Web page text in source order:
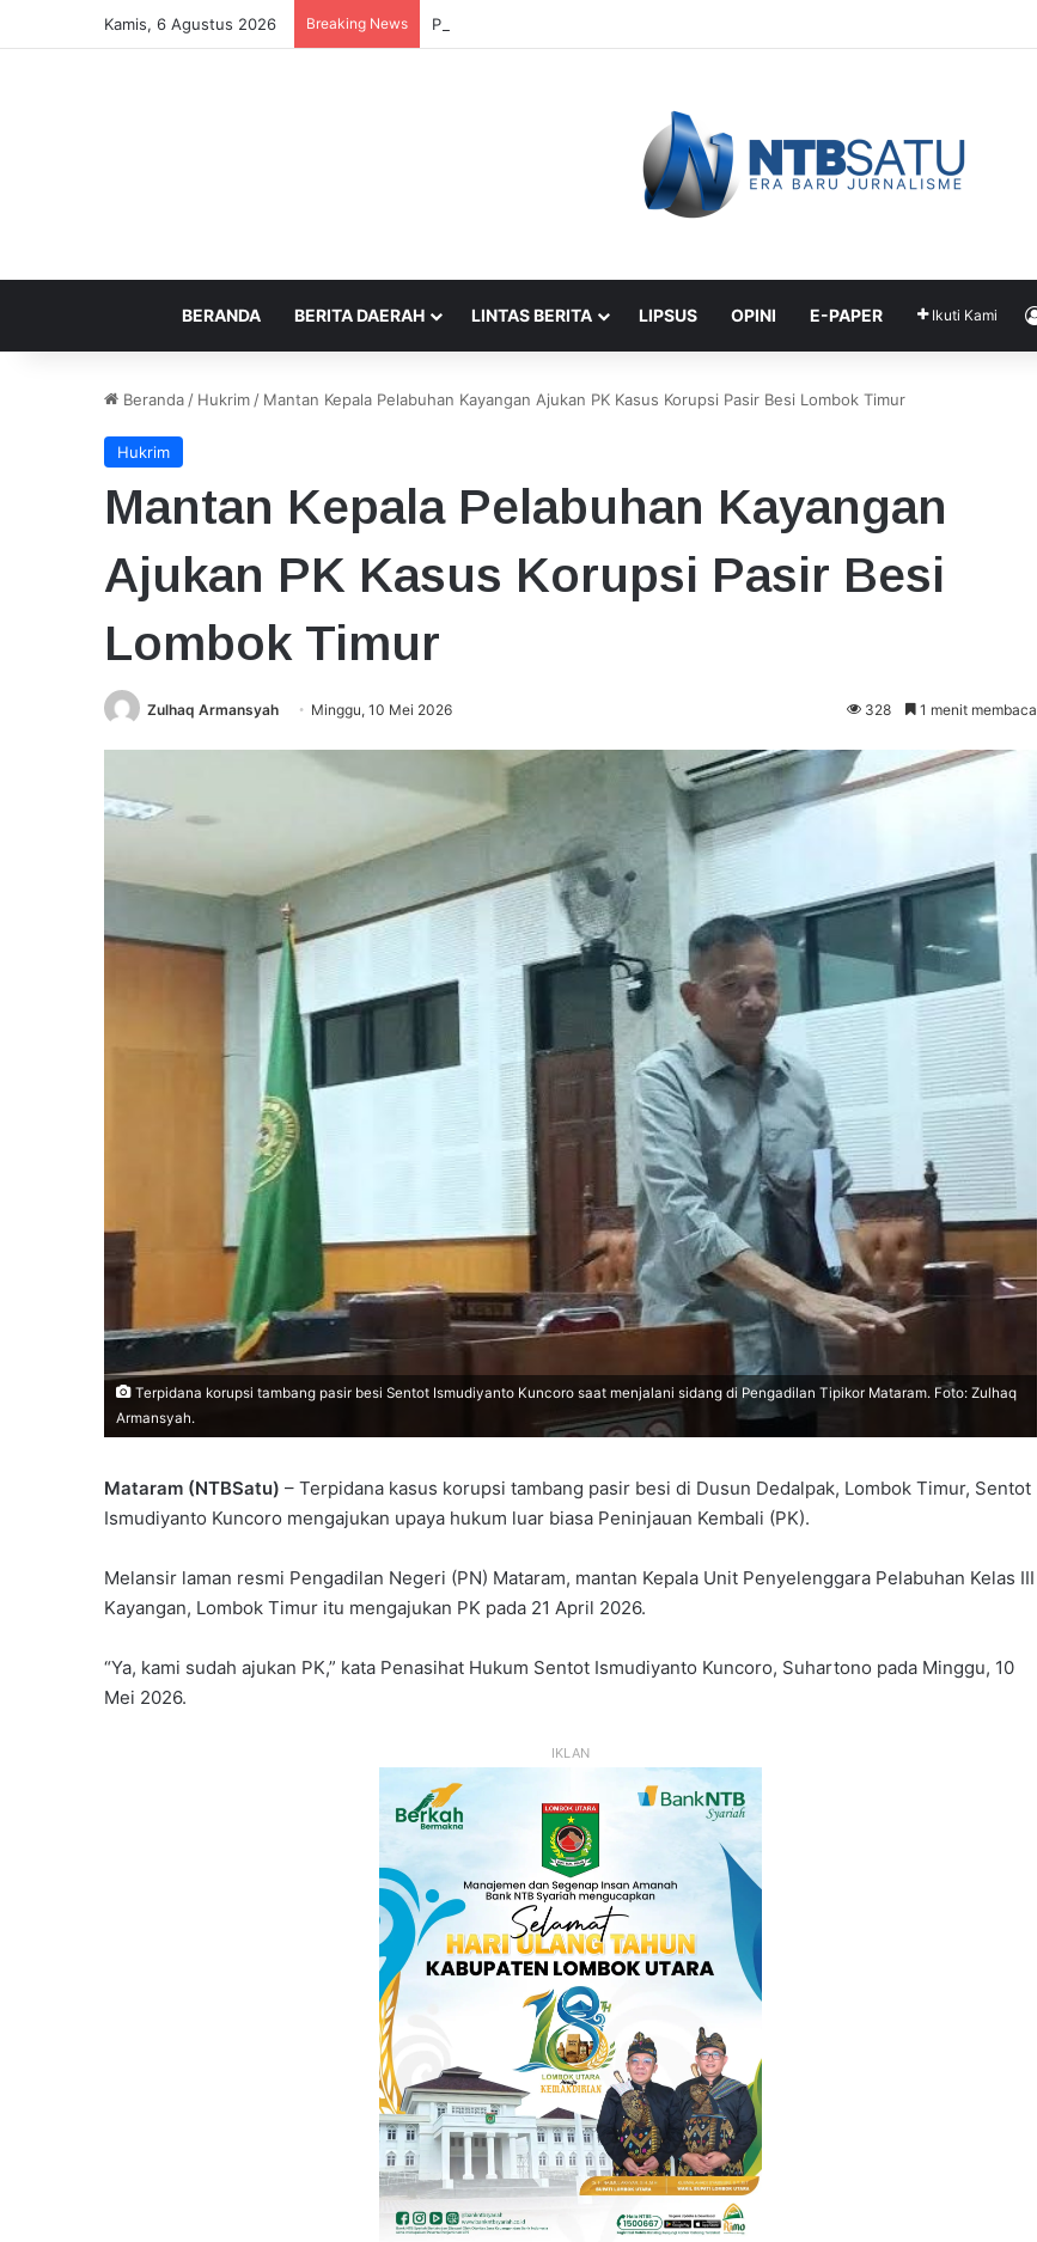
Kamis, 6 Agustus 2026 Breaking News Polres Bima Tangkap Terduga Bandar Sabu di Pasar Tente, Sita Uang Puluhan Juta
BERANDA BERITA DAERAH LINTAS BERITA LIPSUS OPINI E-PAPER Ikuti Kami
Beranda / Hukrim / Mantan Kepala Pelabuhan Kayangan Ajukan PK Kasus Korupsi Pasir Besi Lombok Timur
Hukrim
Mantan Kepala Pelabuhan Kayangan
Ajukan PK Kasus Korupsi Pasir Besi
Lombok Timur
Zulhaq Armansyah Minggu, 10 Mei 2026 328 1 menit membaca
Terpidana korupsi tambang pasir besi Sentot Ismudiyanto Kuncoro saat menjalani sidang di Pengadilan Tipikor Mataram. Foto: Zulhaq
Armansyah.
Mataram (NTBSatu) – Terpidana kasus korupsi tambang pasir besi di Dusun Dedalpak, Lombok Timur, Sentot
Ismudiyanto Kuncoro mengajukan upaya hukum luar biasa Peninjauan Kembali (PK).
Melansir laman resmi Pengadilan Negeri (PN) Mataram, mantan Kepala Unit Penyelenggara Pelabuhan Kelas III
Kayangan, Lombok Timur itu mengajukan PK pada 21 April 2026.
“Ya, kami sudah ajukan PK,” kata Penasihat Hukum Sentot Ismudiyanto Kuncoro, Suhartono pada Minggu, 10
Mei 2026.
IKLAN